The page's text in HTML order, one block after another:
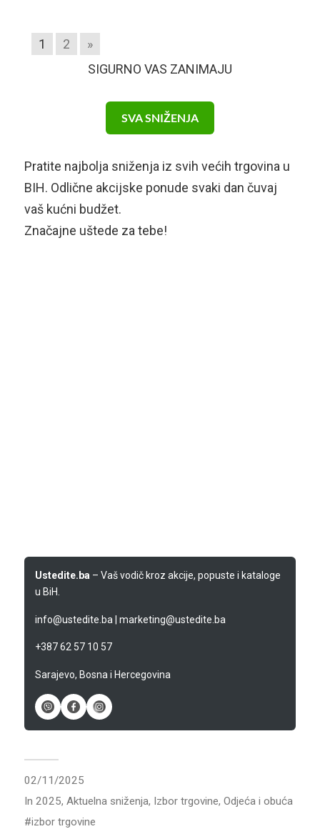
1 2
»
SIGURNO VAS ZANIMAJU
SVA SNIŽENJA
Pratite najbolja sniženja iz svih većih trgovina u
BIH. Odlične akcijske ponude svaki dan čuvaj
vaš kućni budžet.
Značajne uštede za tebe!
Ustedite.ba– Vaš vodič kroz akcije, popuste i kataloge
u BiH.
info@ustedite.ba marketing@ustedite.ba
+387 62 57 10 57
Sarajevo, Bosna i Hercegovina
02/11/2025
In 2025, Aktuelna sniženja, Izbor trgovine, Odjeća i obuća
izbor trgovine